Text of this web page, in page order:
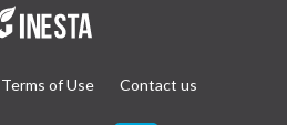
Terms of Use Contact us